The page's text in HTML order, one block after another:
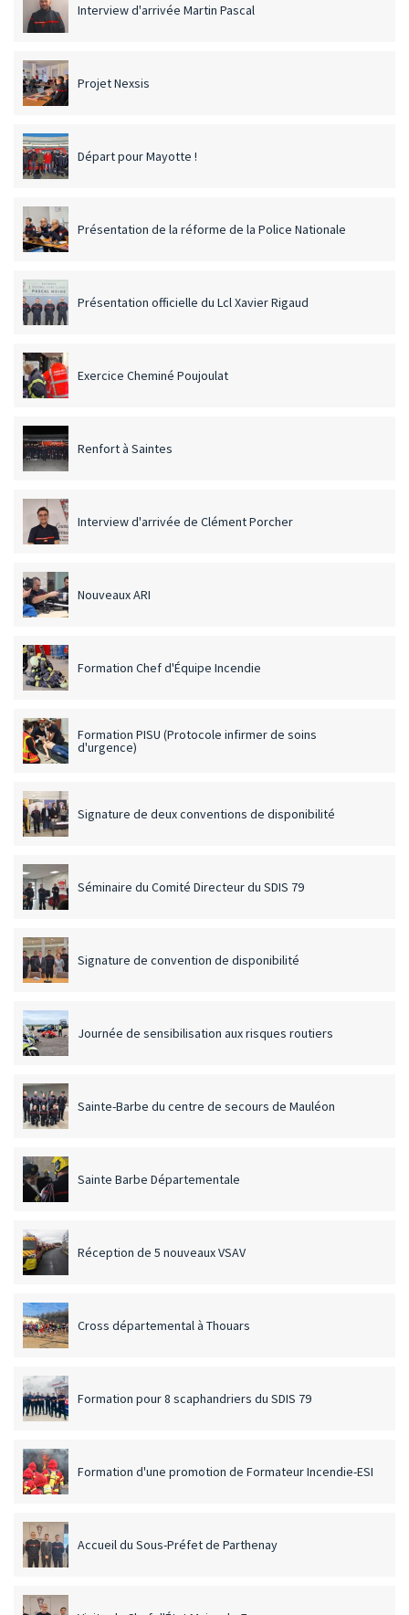
Interview d'arrivée Martin Pascal
Projet Nexsis
Départ pour Mayotte !
Présentation de la réforme de la Police Nationale
Présentation officielle du Lcl Xavier Rigaud
Exercice Cheminé Poujoulat
Renfort à Saintes
Interview d'arrivée de Clément Porcher
Nouveaux ARI
Formation Chef d'Équipe Incendie
Formation PISU (Protocole infirmer de soins
d'urgence)
Signature de deux conventions de disponibilité
Séminaire du Comité Directeur du SDIS 79
Signature de convention de disponibilité
Journée de sensibilisation aux risques routiers
Sainte-Barbe du centre de secours de Mauléon
Sainte Barbe Départementale
Réception de 5 nouveaux VSAV
Cross départemental à Thouars
Formation pour 8 scaphandriers du SDIS 79
Formation d'une promotion de Formateur Incendie-ESI
Accueil du Sous-Préfet de Parthenay